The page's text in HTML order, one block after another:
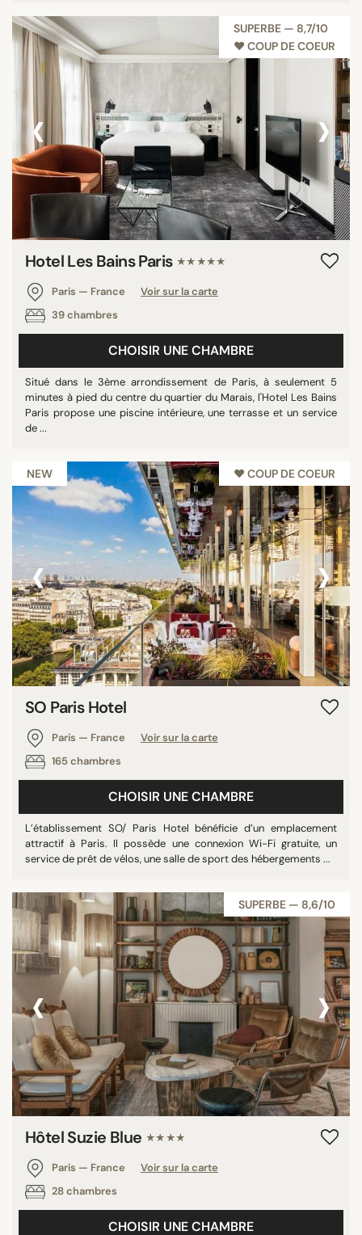
SUPERBE — 8,7/10
♥︎ COUP DE COEUR
‹ ›
Hotel Les Bains Paris ★★★★★
Paris — France
Voir sur la carte
39 chambres
CHOISIR UNE CHAMBRE
Situé dans le 3ème arrondissement de Paris, à seulement 5
minutes à pied du centre du quartier du Marais, l'Hotel Les Bains
Paris propose une piscine intérieure, une terrasse et un service
de ...
NEW ♥︎ COUP DE COEUR
‹ ›
SO Paris Hotel
Paris — France
Voir sur la carte
165 chambres
CHOISIR UNE CHAMBRE
L’établissement SO/ Paris Hotel bénéficie d’un emplacement
attractif à Paris. Il possède une connexion Wi-Fi gratuite, un
service de prêt de vélos, une salle de sport des hébergements ...
SUPERBE — 8,6/10
‹ ›
Hôtel Suzie Blue ★★★★
Paris — France
Voir sur la carte
28 chambres
CHOISIR UNE CHAMBRE